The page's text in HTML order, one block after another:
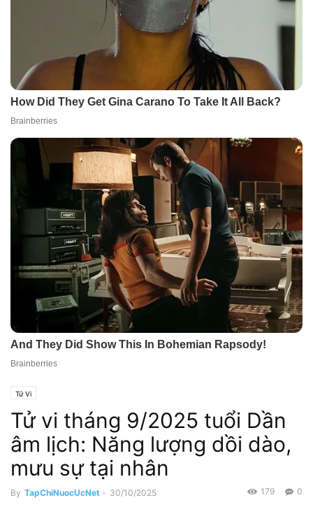
Tử Vi
Tử vi tháng 9/2025 tuổi Dần
âm lịch: Năng lượng dồi dào,
mưu sự tại nhân
By TapChiNuocUcNet - 30/10/2025 0
179